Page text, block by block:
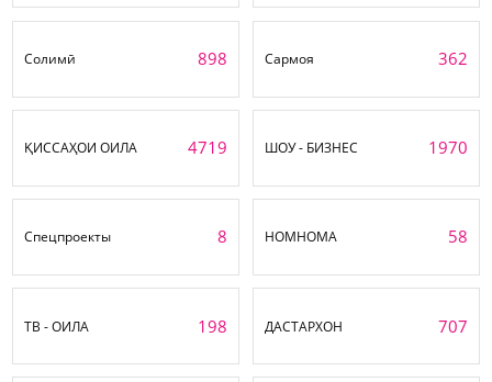
Солимӣ 898 Сармоя 362
ҚИССАҲОИ ОИЛА 4719 ШОУ - БИЗНЕС 1970
Спецпроекты 8 НОМНОМА 58
ТВ - ОИЛА 198 ДАСТАРХОН 707